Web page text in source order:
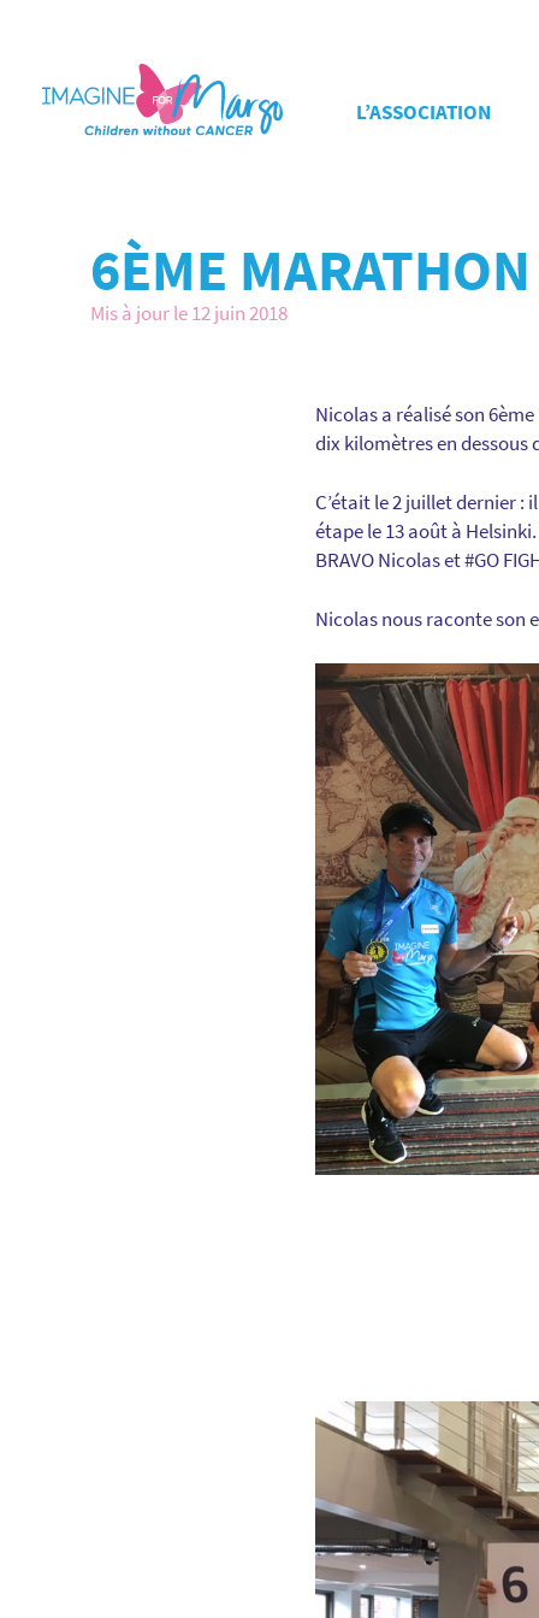
L’ASSOCIATION
6ÈME
Mis à jour le 12 juin 2018
Nicolas a réalisé son
dix kilomètres en dessous
C’était le 2 juillet dernier :
étape le 13 août à Helsinki.
BRAVO Nicolas et #GO
Nicolas nous raconte son